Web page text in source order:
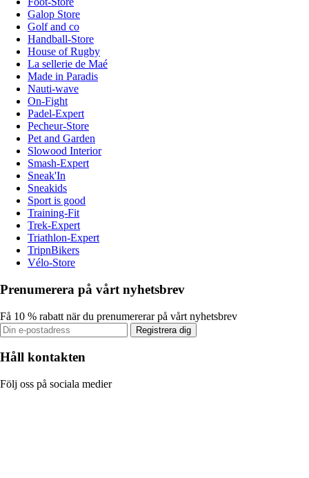
Galop Store
Golf and co
Handball-Store
House of Rugby
La sellerie de Maé
Made in Paradis
Nauti-wave
On-Fight
Padel-Expert
Pecheur-Store
Pet and Garden
Slowood Interior
Smash-Expert
Sneak'In
Sneakids
Sport is good
Training-Fit
Trek-Expert
Triathlon-Expert
TripnBikers
Vélo-Store
Prenumerera på vårt nyhetsbrev
Få 10 % rabatt när du prenumererar på vårt nyhetsbrev
Registrera dig
Håll kontakten
Följ oss på sociala medier